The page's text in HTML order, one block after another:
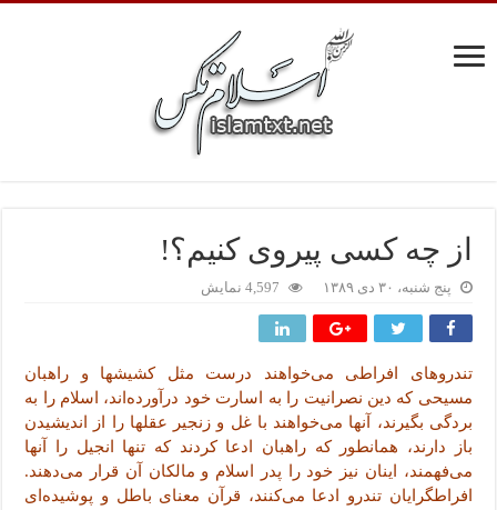
از چه کسی پیروی کنیم؟!
پنج شنبه، ۳۰ دی ۱۳۸۹ 4,597 نمایش
تندروهای افراطی می‌خواهند درست مثل کشیشها و راهبان
مسیحی که دین نصرانیت را به اسارت خود درآورده‌اند، اسلام را به
بردگی بگیرند، آنها می‌خواهند با غل و زنجیر عقلها را از اندیشیدن
باز دارند، همانطور که راهبان ادعا کردند که تنها انجیل را آنها
می‌فهمند، اینان نیز خود را پدر اسلام و مالکان آن قرار می‌دهند.
افراطگرایان تندرو ادعا می‌کنند، قرآن معنای باطل و پوشیده‌ای